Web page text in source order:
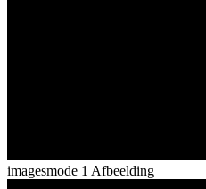
imagesmode 1 Afbeelding